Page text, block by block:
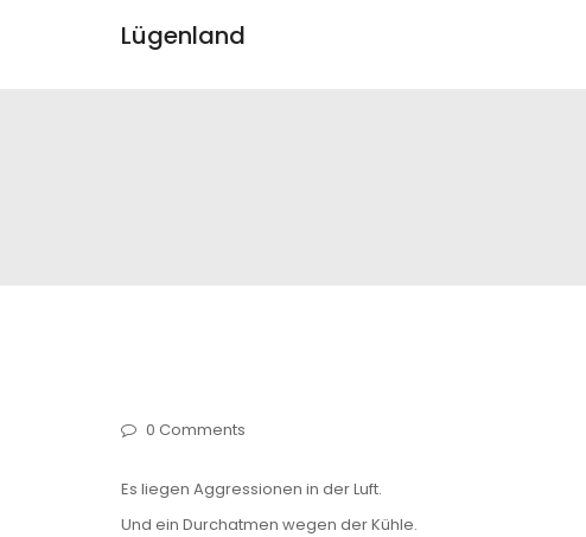
Lügenland
0 Comments
Es liegen Aggressionen in der Luft.
Und ein Durchatmen wegen der Kühle.